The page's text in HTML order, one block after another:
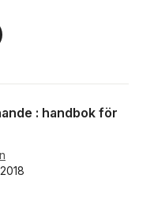
: handbok för